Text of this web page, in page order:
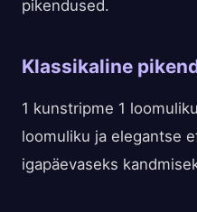
pikendused.
Klassikaline
1 kunstripme 1
loomuliku ja elegantse
igapäevaseks